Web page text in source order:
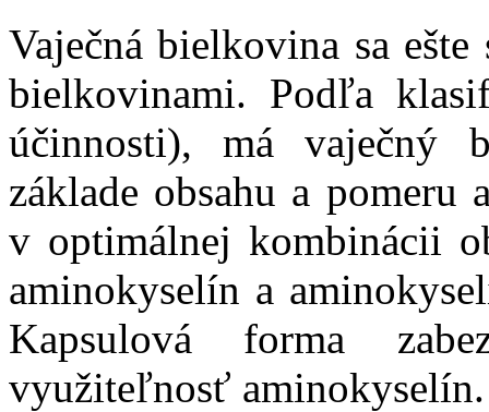
Vaječná bielkovina sa
bielkovinami. Podľa
účinnosti), má vaječný
základe obsahu a pomeru
v optimálnej kombinácii
aminokyselín a
Kapsulová forma
využiteľnosť aminokyselín.